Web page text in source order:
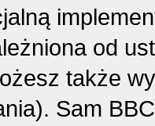
od
także
Sam